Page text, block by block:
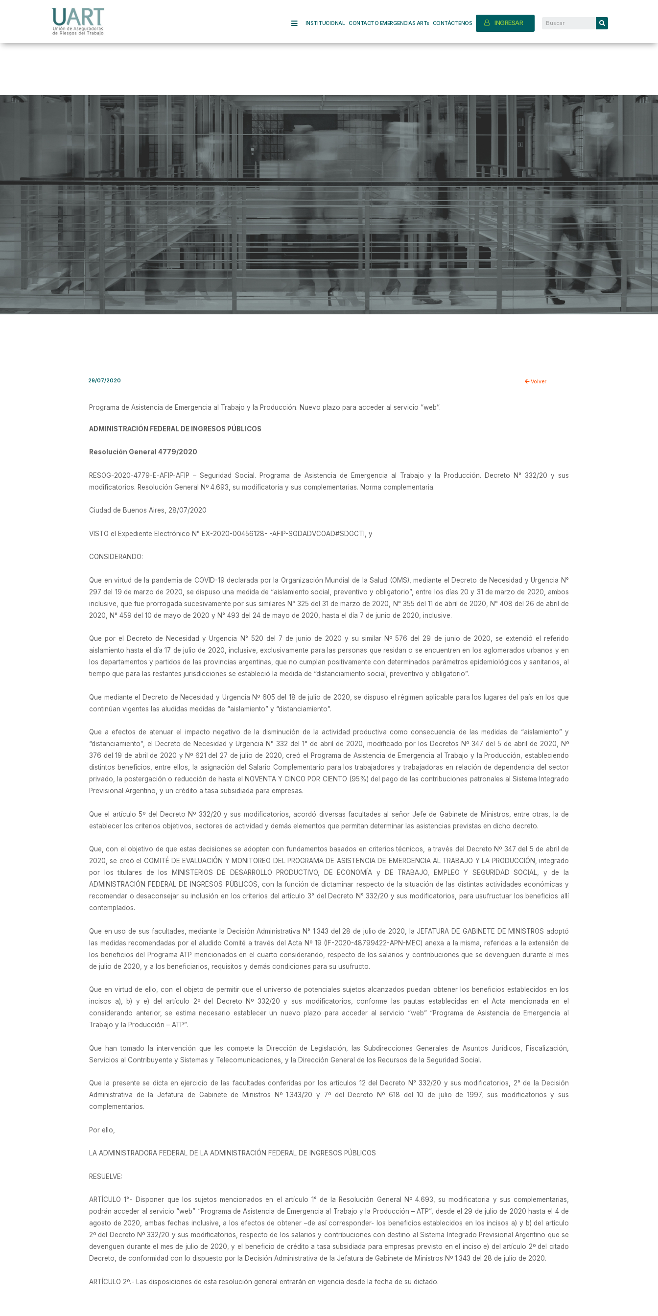
INSTITUCIONAL CONTACTO EMERGENCIAS ARTs CONTÁCTENOS INGRESAR
29/07/2020 Volver
Programa de Asistencia de Emergencia al Trabajo y la Producción. Nuevo plazo para acceder al servicio “web”.
ADMINISTRACIÓN FEDERAL DE INGRESOS PÚBLICOS
Resolución General 4779/2020
RESOG-2020-4779-E-AFIP-AFIP – Seguridad Social. Programa de Asistencia de Emergencia al Trabajo y la Producción. Decreto N° 332/20 y sus
modificatorios. Resolución General Nº 4.693, su modificatoria y sus complementarias. Norma complementaria.
Ciudad de Buenos Aires, 28/07/2020
VISTO el Expediente Electrónico N° EX-2020-00456128- -AFIP-SGDADVCOAD#SDGCTI, y
CONSIDERANDO:
Que en virtud de la pandemia de COVID-19 declarada por la Organización Mundial de la Salud (OMS), mediante el Decreto de Necesidad y Urgencia N°
297 del 19 de marzo de 2020, se dispuso una medida de “aislamiento social, preventivo y obligatorio”, entre los días 20 y 31 de marzo de 2020, ambos
inclusive, que fue prorrogada sucesivamente por sus similares N° 325 del 31 de marzo de 2020, N° 355 del 11 de abril de 2020, N° 408 del 26 de abril de
2020, N° 459 del 10 de mayo de 2020 y N° 493 del 24 de mayo de 2020, hasta el día 7 de junio de 2020, inclusive.
Que por el Decreto de Necesidad y Urgencia N° 520 del 7 de junio de 2020 y su similar Nº 576 del 29 de junio de 2020, se extendió el referido
aislamiento hasta el día 17 de julio de 2020, inclusive, exclusivamente para las personas que residan o se encuentren en los aglomerados urbanos y en
los departamentos y partidos de las provincias argentinas, que no cumplan positivamente con determinados parámetros epidemiológicos y sanitarios, al
tiempo que para las restantes jurisdicciones se estableció la medida de “distanciamiento social, preventivo y obligatorio”.
Que mediante el Decreto de Necesidad y Urgencia Nº 605 del 18 de julio de 2020, se dispuso el régimen aplicable para los lugares del país en los que
continúan vigentes las aludidas medidas de “aislamiento” y “distanciamiento”.
Que a efectos de atenuar el impacto negativo de la disminución de la actividad productiva como consecuencia de las medidas de “aislamiento” y
“distanciamiento”, el Decreto de Necesidad y Urgencia N° 332 del 1° de abril de 2020, modificado por los Decretos Nº 347 del 5 de abril de 2020, Nº
376 del 19 de abril de 2020 y Nº 621 del 27 de julio de 2020, creó el Programa de Asistencia de Emergencia al Trabajo y la Producción, estableciendo
distintos beneficios, entre ellos, la asignación del Salario Complementario para los trabajadores y trabajadoras en relación de dependencia del sector
privado, la postergación o reducción de hasta el NOVENTA Y CINCO POR CIENTO (95%) del pago de las contribuciones patronales al Sistema Integrado
Previsional Argentino, y un crédito a tasa subsidiada para empresas.
Que el artículo 5º del Decreto Nº 332/20 y sus modificatorios, acordó diversas facultades al señor Jefe de Gabinete de Ministros, entre otras, la de
establecer los criterios objetivos, sectores de actividad y demás elementos que permitan determinar las asistencias previstas en dicho decreto.
Que, con el objetivo de que estas decisiones se adopten con fundamentos basados en criterios técnicos, a través del Decreto Nº 347 del 5 de abril de
2020, se creó el COMITÉ DE EVALUACIÓN Y MONITOREO DEL PROGRAMA DE ASISTENCIA DE EMERGENCIA AL TRABAJO Y LA PRODUCCIÓN, integrado
por los titulares de los MINISTERIOS DE DESARROLLO PRODUCTIVO, DE ECONOMÍA y DE TRABAJO, EMPLEO Y SEGURIDAD SOCIAL, y de la
ADMINISTRACIÓN FEDERAL DE INGRESOS PÚBLICOS, con la función de dictaminar respecto de la situación de las distintas actividades económicas y
recomendar o desaconsejar su inclusión en los criterios del artículo 3° del Decreto N° 332/20 y sus modificatorios, para usufructuar los beneficios allí
contemplados.
Que en uso de sus facultades, mediante la Decisión Administrativa N° 1.343 del 28 de julio de 2020, la JEFATURA DE GABINETE DE MINISTROS adoptó
las medidas recomendadas por el aludido Comité a través del Acta Nº 19 (IF-2020-48799422-APN-MEC) anexa a la misma, referidas a la extensión de
los beneficios del Programa ATP mencionados en el cuarto considerando, respecto de los salarios y contribuciones que se devenguen durante el mes
de julio de 2020, y a los beneficiarios, requisitos y demás condiciones para su usufructo.
Que en virtud de ello, con el objeto de permitir que el universo de potenciales sujetos alcanzados puedan obtener los beneficios establecidos en los
incisos a), b) y e) del artículo 2º del Decreto Nº 332/20 y sus modificatorios, conforme las pautas establecidas en el Acta mencionada en el
considerando anterior, se estima necesario establecer un nuevo plazo para acceder al servicio “web” “Programa de Asistencia de Emergencia al
Trabajo y la Producción – ATP”.
Que han tomado la intervención que les compete la Dirección de Legislación, las Subdirecciones Generales de Asuntos Jurídicos, Fiscalización,
Servicios al Contribuyente y Sistemas y Telecomunicaciones, y la Dirección General de los Recursos de la Seguridad Social.
Que la presente se dicta en ejercicio de las facultades conferidas por los artículos 12 del Decreto N° 332/20 y sus modificatorios, 2° de la Decisión
Administrativa de la Jefatura de Gabinete de Ministros Nº 1.343/20 y 7º del Decreto Nº 618 del 10 de julio de 1997, sus modificatorios y sus
complementarios.
Por ello,
LA ADMINISTRADORA FEDERAL DE LA ADMINISTRACIÓN FEDERAL DE INGRESOS PÚBLICOS
RESUELVE:
ARTÍCULO 1°.- Disponer que los sujetos mencionados en el artículo 1° de la Resolución General Nº 4.693, su modificatoria y sus complementarias,
podrán acceder al servicio “web” “Programa de Asistencia de Emergencia al Trabajo y la Producción – ATP”, desde el 29 de julio de 2020 hasta el 4 de
agosto de 2020, ambas fechas inclusive, a los efectos de obtener –de así corresponder- los beneficios establecidos en los incisos a) y b) del artículo
2º del Decreto Nº 332/20 y sus modificatorios, respecto de los salarios y contribuciones con destino al Sistema Integrado Previsional Argentino que se
devenguen durante el mes de julio de 2020, y el beneficio de crédito a tasa subsidiada para empresas previsto en el inciso e) del artículo 2º del citado
Decreto, de conformidad con lo dispuesto por la Decisión Administrativa de la Jefatura de Gabinete de Ministros Nº 1.343 del 28 de julio de 2020.
ARTÍCULO 2º.- Las disposiciones de esta resolución general entrarán en vigencia desde la fecha de su dictado.